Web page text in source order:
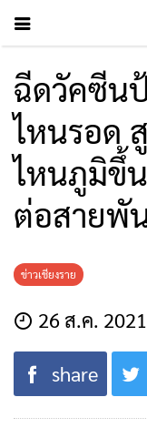
ฉีดวัคซีน
ไหนรอด
ไหนภูมิขึ้
ต่อสายพั
ข่าวเชียงราย
26 ส.ค. 2021
share